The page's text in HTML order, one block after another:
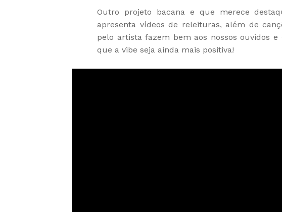
Outro projeto bacana e que merece
apresenta vídeos de releituras, além de
pelo artista fazem bem aos nossos ouvidos
que a vibe seja ainda mais positiva!